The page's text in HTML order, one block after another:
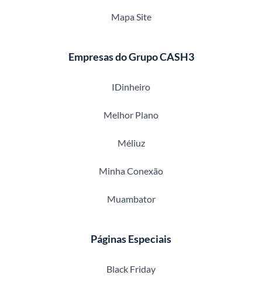
Mapa Site
Empresas do Grupo CASH3
IDinheiro
Melhor Plano
Méliuz
Minha Conexão
Muambator
Páginas Especiais
Black Friday